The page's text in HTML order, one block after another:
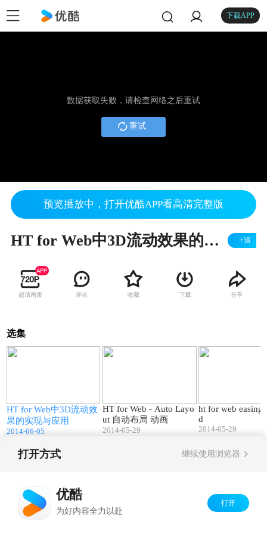
下载APP
数据获取失败，请检查网络之后重试
重试
预览播放中，打开优酷APP看高清完整版
HT for Web中3D流动效果的实现与应用 +追
超清画质 评论 收藏 下载 分享
选集
HT for Web中3D流动效
果的实现与应用
2014-06-05
HT for Web - Auto Layo
ut 自动布局 动画
2014-05-29
ht for web easing
d
2014-05-29
打开方式 继续使用浏览器
优酷
为好内容全力以赴
打开